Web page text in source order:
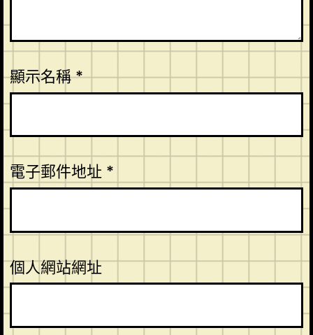
顯示名稱*
電子郵件地址 *
個人網站網址